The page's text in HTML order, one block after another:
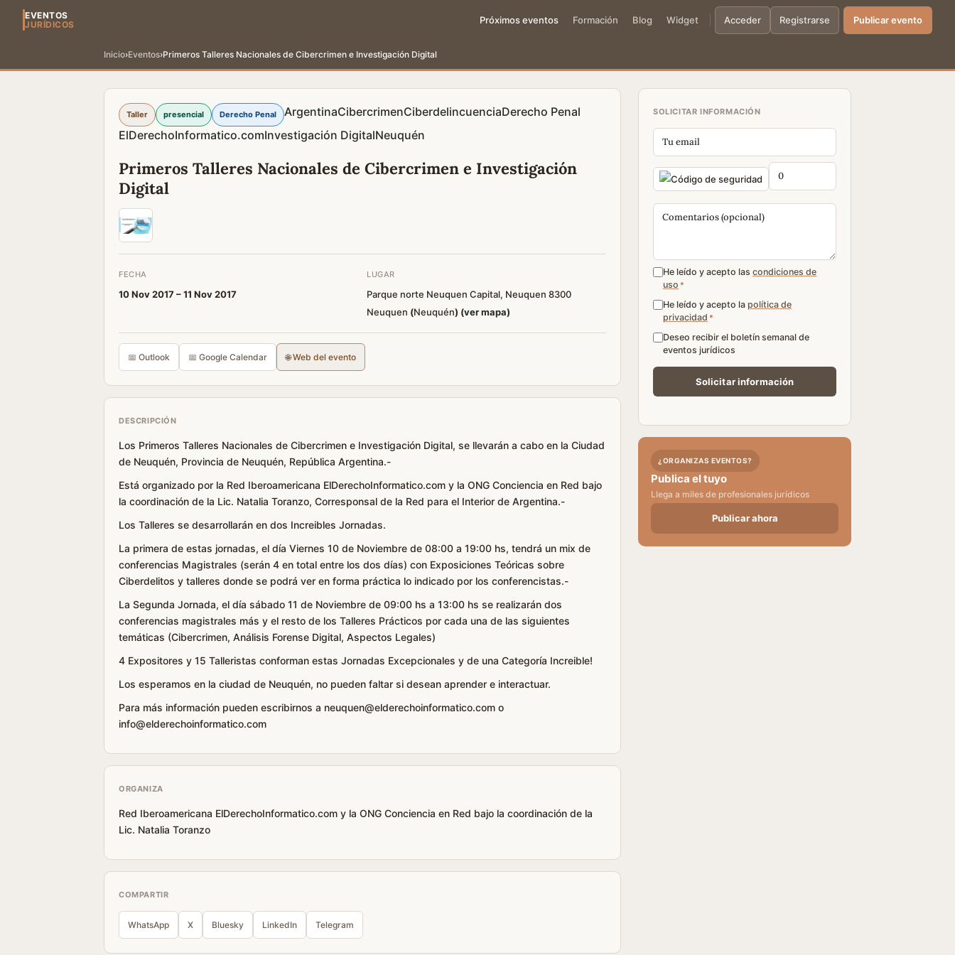
EVENTOS
JURÍDICOS
Próximos eventos Formación Blog Widget Acceder Registrarse Publicar evento
Inicio›Eventos›Primeros Talleres Nacionales de Cibercrimen e Investigación Digital
Taller presencial Derecho Penal ArgentinaCibercrimenCiberdelincuenciaDerecho Penal
ElDerechoInformatico.comInvestigación DigitalNeuquén
Primeros Talleres Nacionales de Cibercrimen e Investigación
Digital
FECHA
10 Nov 2017 –11 Nov 2017
LUGAR
Parque norte Neuquen Capital, Neuquen 8300
Neuquen (Neuquén) (ver mapa)
📅 Outlook 📅 Google Calendar 🌐 Web del evento
DESCRIPCIÓN
Los Primeros Talleres Nacionales de Cibercrimen e Investigación Digital, se llevarán a cabo en la Ciudad
de Neuquén, Provincia de Neuquén, República Argentina.-
Está organizado por la Red Iberoamericana ElDerechoInformatico.com y la ONG Conciencia en Red bajo
la coordinación de la Lic. Natalia Toranzo, Corresponsal de la Red para el Interior de Argentina.-
Los Talleres se desarrollarán en dos Increibles Jornadas.
La primera de estas jornadas, el día Viernes 10 de Noviembre de 08:00 a 19:00 hs, tendrá un mix de
conferencias Magistrales (serán 4 en total entre los dos días) con Exposiciones Teóricas sobre
Ciberdelitos y talleres donde se podrá ver en forma práctica lo indicado por los conferencistas.-
La Segunda Jornada, el día sábado 11 de Noviembre de 09:00 hs a 13:00 hs se realizarán dos
conferencias magistrales más y el resto de los Talleres Prácticos por cada una de las siguientes
temáticas (Cibercrimen, Análisis Forense Digital, Aspectos Legales)
4 Expositores y 15 Talleristas conforman estas Jornadas Excepcionales y de una Categoría Increible!
Los esperamos en la ciudad de Neuquén, no pueden faltar si desean aprender e interactuar.
Para más información pueden escribirnos a neuquen@elderechoinformatico.com o
info@elderechoinformatico.com
ORGANIZA
Red Iberoamericana ElDerechoInformatico.com y la ONG Conciencia en Red bajo la coordinación de la
Lic. Natalia Toranzo
COMPARTIR
WhatsApp X Bluesky LinkedIn Telegram
SOLICITAR INFORMACIÓN
He leído y acepto las condiciones de
uso *
He leído y acepto la política de
privacidad *
Deseo recibir el boletín semanal de
eventos jurídicos
¿ORGANIZAS EVENTOS?
Publica el tuyo
Llega a miles de profesionales jurídicos
Publicar ahora